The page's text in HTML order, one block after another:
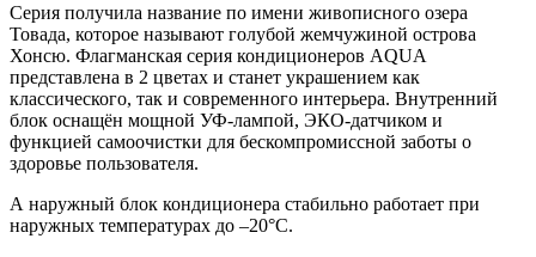
Серия получила название по имени живописного озера
Товада, которое называют голубой жемчужиной острова
Хонсю. Флагманская серия кондиционеров AQUA
представлена в 2 цветах и станет украшением как
классического, так и современного интерьера. Внутренний
блок оснащён мощной УФ-лампой, ЭКО-датчиком и
функцией самоочистки для бескомпромиссной заботы о
здоровье пользователя.
А наружный блок кондиционера стабильно работает при
наружных температурах до –20°C.